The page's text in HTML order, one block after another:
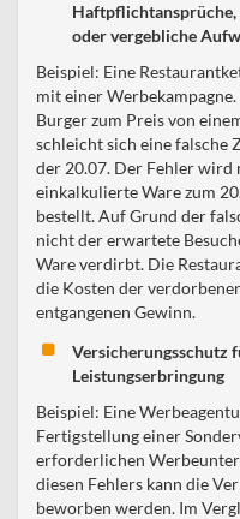
Haftpflichtansprüche,
oder vergebliche
Beispiel: Eine
mit einer
Burger zum Preis von
schleicht sich eine falsche
der 20.07. Der Fehler wird
einkalkulierte Ware zum
bestellt. Auf Grund der
nicht der erwartete
Ware verdirbt. Die
die Kosten der
entgangenen Gewinn.
Versicherungsschutz
Leistungserbringung
Beispiel: Eine
Fertigstellung einer
erforderlichen
diesen Fehlers kann die
beworben werden. Im